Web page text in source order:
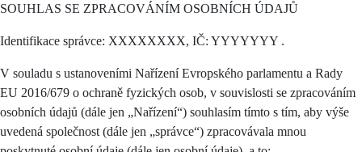
SOUHLAS SE ZPRACOVÁNÍM OSOBNÍCH ÚDAJŮ
Identifikace správce: XXXXXXXX, IČ: YYYYYYY .
V souladu s ustanoveními Nařízení Evropského parlamentu a Rady
EU 2016/679 o ochraně fyzických osob, v souvislosti se zpracováním
osobních údajů (dále jen „Nařízení“) souhlasím tímto s tím, aby výše
uvedená společnost (dále jen „správce“) zpracovávala mnou